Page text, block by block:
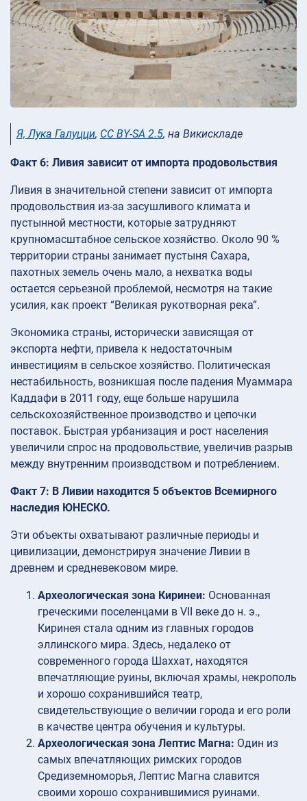
Я, Лука Галуцци, CC BY-SA 2.5, на Викискладе
Факт 6: Ливия зависит от импорта продовольствия
Ливия в значительной степени зависит от импорта
продовольствия из-за засушливого климата и
пустынной местности, которые затрудняют
крупномасштабное сельское хозяйство. Около 90 %
территории страны занимает пустыня Сахара,
пахотных земель очень мало, а нехватка воды
остается серьезной проблемой, несмотря на такие
усилия, как проект “Великая рукотворная река”.
Экономика страны, исторически зависящая от
экспорта нефти, привела к недостаточным
инвестициям в сельское хозяйство. Политическая
нестабильность, возникшая после падения Муаммара
Каддафи в 2011 году, еще больше нарушила
сельскохозяйственное производство и цепочки
поставок. Быстрая урбанизация и рост населения
увеличили спрос на продовольствие, увеличив разрыв
между внутренним производством и потреблением.
Факт 7: В Ливии находится 5 объектов Всемирного
наследия ЮНЕСКО.
Эти объекты охватывают различные периоды и
цивилизации, демонстрируя значение Ливии в
древнем и средневековом мире.
Археологическая зона Киринеи: Основанная
греческими поселенцами в VII веке до н. э.,
Киринея стала одним из главных городов
эллинского мира. Здесь, недалеко от
современного города Шаххат, находятся
впечатляющие руины, включая храмы, некрополь
и хорошо сохранившийся театр,
свидетельствующие о величии города и его роли
в качестве центра обучения и культуры.
Археологическая зона Лептис Магна: Один из
самых впечатляющих римских городов
Средиземноморья, Лептис Магна славится
своими хорошо сохранившимися руинами.